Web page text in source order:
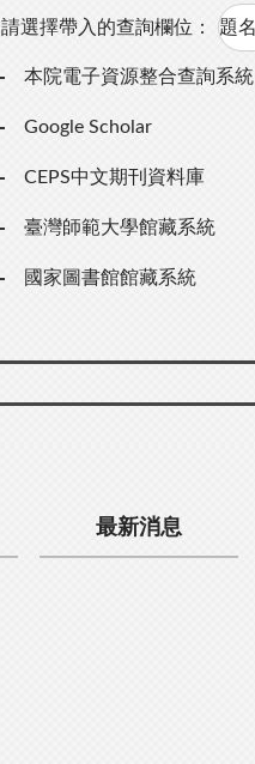
請選擇帶入的查詢欄位：
本院電子資源整合查詢系統
Google Scholar
CEPS中文期刊資料庫
臺灣師範大學館藏系統
國家圖書館館藏系統
最新消息